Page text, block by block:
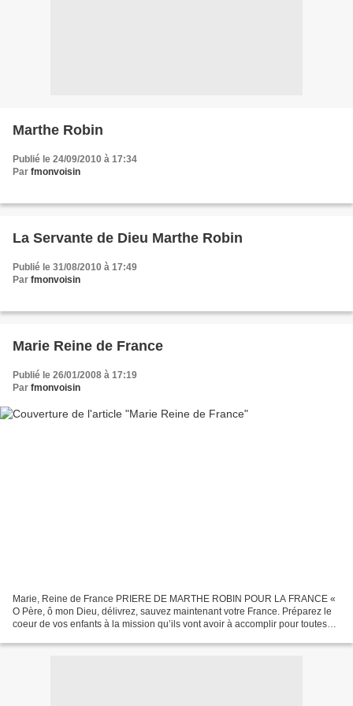
Marthe Robin
Publié le 24/09/2010 à 17:34
Par fmonvoisin
La Servante de Dieu Marthe Robin
Publié le 31/08/2010 à 17:49
Par fmonvoisin
Marie Reine de France
Publié le 26/01/2008 à 17:19
Par fmonvoisin
Marie, Reine de France PRIERE DE MARTHE ROBIN POUR LA FRANCE «
O Père, ô mon Dieu, délivrez, sauvez maintenant votre France. Préparez le
coeur de vos enfants à la mission qu’ils vont avoir à accomplir pour toutes